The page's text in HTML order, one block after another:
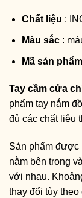
Chất liệu :
Màu sắc:
Mã sản phẩm
Tay cầm cửa
phẩm tay nắm
đủ các chất liệu
Sản phẩm được
nằm bên trong
với nhau.
thay đổi tùy